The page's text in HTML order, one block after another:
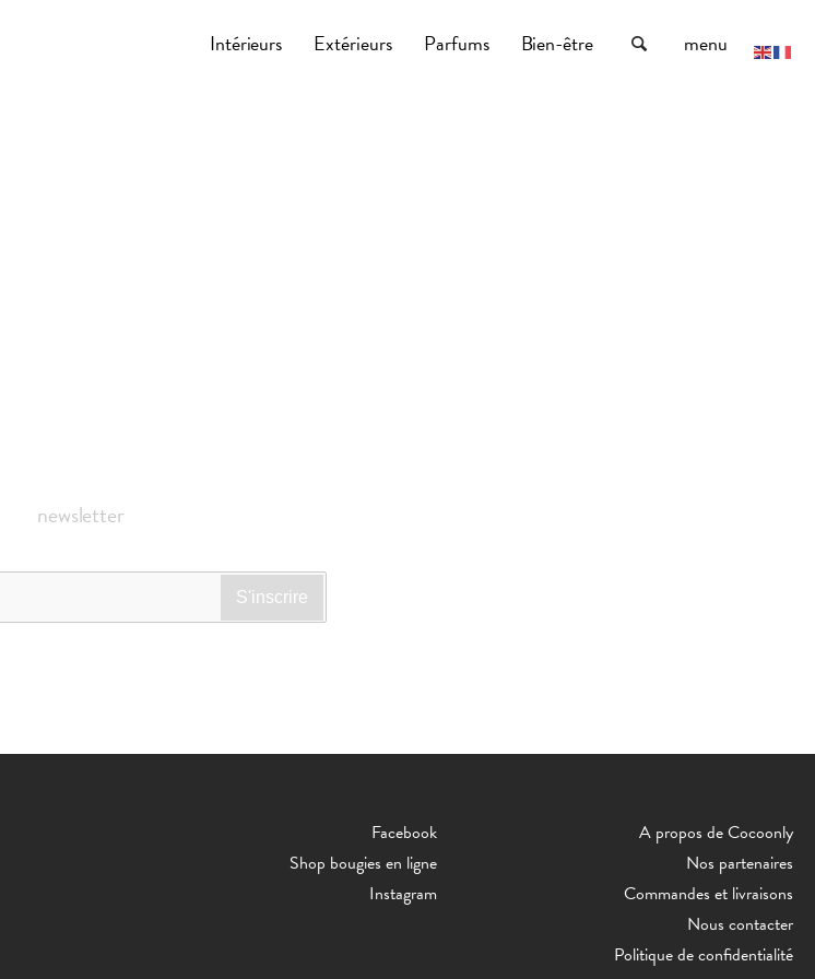
Intérieurs Extérieurs Parfums Bien-être menu
newsletter
Facebook
Shop bougies en ligne
Instagram
A propos de Cocoonly
Nos partenaires
Commandes et livraisons
Nous contacter
Politique de confidentialité